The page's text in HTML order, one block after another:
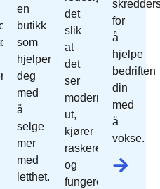
en
butikk
som
hjelper
deg
med
å
selge
mer
med
letthet.
det
slik
at
det
ser
moderne
ut,
kjører
raskere
og
fungerer
for
å
hjelpe
bedriften
din
med
å
vokse.